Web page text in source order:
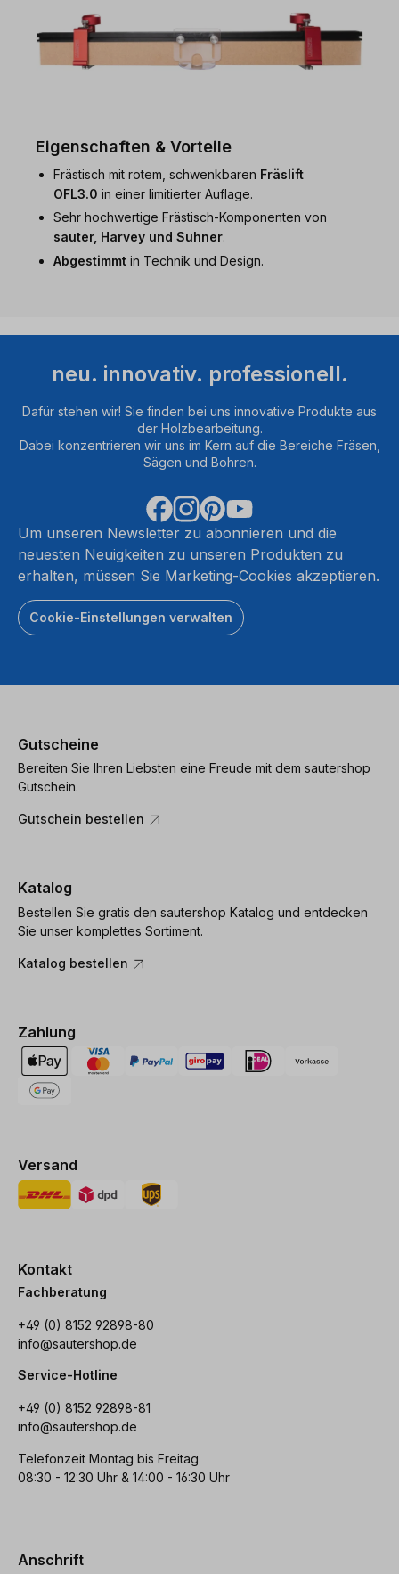
Eigenschaften & Vorteile
Frästisch mit rotem, schwenkbaren Fräslift
OFL3.0 in einer limitierter Auflage.
Sehr hochwertige Frästisch-Komponenten von
sauter, Harvey und Suhner.
Abgestimmt in Technik und Design.
neu. innovativ. professionell.
Dafür stehen wir! Sie finden bei uns innovative Produkte aus
der Holzbearbeitung.
Dabei konzentrieren wir uns im Kern auf die Bereiche Fräsen,
Sägen und Bohren.
Um unseren Newsletter zu abonnieren und die
neuesten Neuigkeiten zu unseren Produkten zu
erhalten, müssen Sie Marketing-Cookies akzeptieren.
Cookie-Einstellungen verwalten
Gutscheine
Bereiten Sie Ihren Liebsten eine Freude mit dem sautershop
Gutschein.
Gutschein bestellen
Katalog
Bestellen Sie gratis den sautershop Katalog und entdecken
Sie unser komplettes Sortiment.
Katalog bestellen
Zahlung
Versand
Kontakt
Fachberatung
+49 (0) 8152 92898-80
info@sautershop.de
Service-Hotline
+49 (0) 8152 92898-81
info@sautershop.de
Telefonzeit Montag bis Freitag
08:30 - 12:30 Uhr & 14:00 - 16:30 Uhr
Anschrift